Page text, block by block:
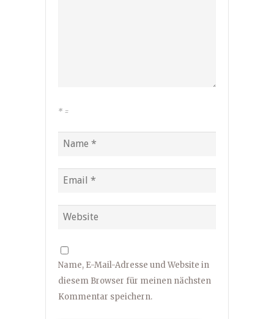
* =
Name, E-Mail-Adresse und Website in
diesem Browser für meinen nächsten
Kommentar speichern.